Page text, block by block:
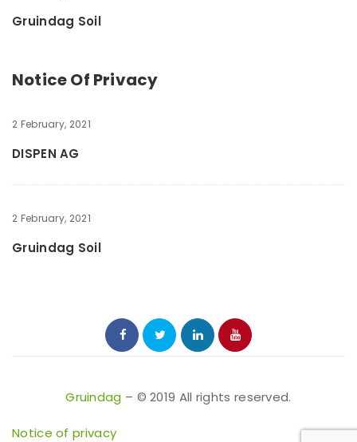
Gruindag Soil
Notice Of Privacy
2 February, 2021
DISPEN AG
2 February, 2021
Gruindag Soil
Gruindag – © 2019 All rights reserved.
Notice of privacy